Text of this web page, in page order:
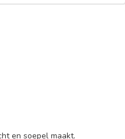
en soepel maakt.